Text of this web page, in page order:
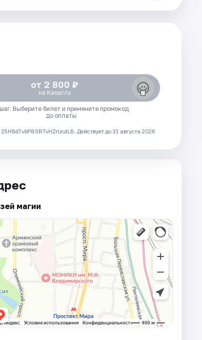
от 2 800 ₽
на Kassir.ru
Выберите билет и примените промокод
до оплаты
Действует до 31 августа 2026
магии